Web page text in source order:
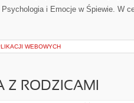
Psychologia i Emocje w Śpiewie. W
WEBOWYCH
Z RODZICAMI